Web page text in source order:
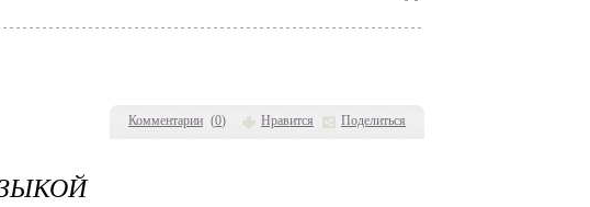
Комментарии (0) Нравится Поделиться